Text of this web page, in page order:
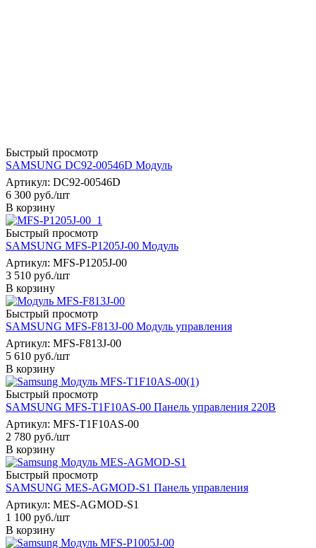
Быстрый просмотр
SAMSUNG DC92-00546D Модуль
Артикул: DC92-00546D
6 300 руб./шт
В корзину
Быстрый просмотр
SAMSUNG MFS-P1205J-00 Модуль
Артикул: MFS-P1205J-00
3 510 руб./шт
В корзину
Быстрый просмотр
SAMSUNG MFS-F813J-00 Модуль управления
Артикул: MFS-F813J-00
5 610 руб./шт
В корзину
Быстрый просмотр
SAMSUNG MFS-T1F10AS-00 Панель управления 220В
Артикул: MFS-T1F10AS-00
2 780 руб./шт
В корзину
Быстрый просмотр
SAMSUNG MES-AGMOD-S1 Панель управления
Артикул: MES-AGMOD-S1
1 100 руб./шт
В корзину